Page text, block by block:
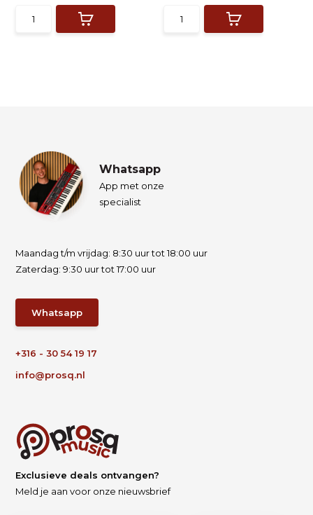
Whatsapp
App met onze
specialist
Maandag t/m vrijdag: 8:30 uur tot 18:00 uur
Zaterdag: 9:30 uur tot 17:00 uur
Whatsapp
+316 - 30 54 19 17
info@prosq.nl
Exclusieve deals ontvangen?
Meld je aan voor onze nieuwsbrief